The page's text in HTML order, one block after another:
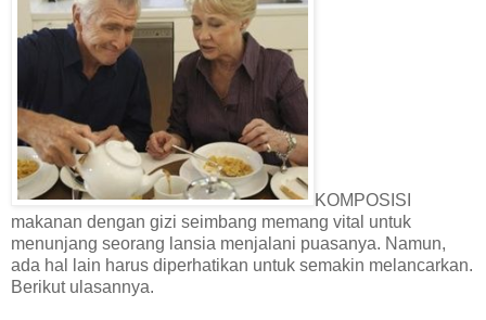
KOMPOSISI
makanan dengan gizi seimbang memang vital untuk
menunjang seorang lansia menjalani puasanya. Namun,
ada hal lain harus diperhatikan untuk semakin melancarkan.
Berikut ulasannya.